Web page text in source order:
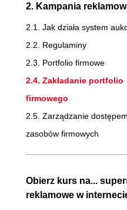
2. Kampania
2.1. Jak działa system
2.2. Regulaminy
2.3. Portfolio firmowe
2.4. Zakładanie portfolio
firmowego
2.5. Zarządzanie
zasobów firmowych
reklamowego
Obierz kurs na...
reklamowe w